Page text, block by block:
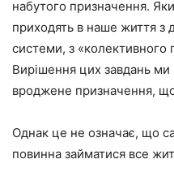
набутого призначення.
приходять в наше життя з
системи, з «колективного
Вирішення цих завдань
вроджене призначення,
Однак це не означає, що
повинна займатися все